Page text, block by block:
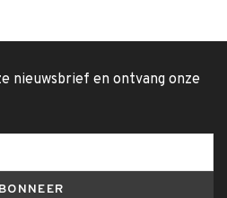
nieuwsbrief en ontvang onze